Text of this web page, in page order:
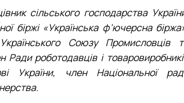
сільського господарства
біржі «Українська ф’ючерсна
Союзу Промисловців
Ради роботодавців і
України, член Національної